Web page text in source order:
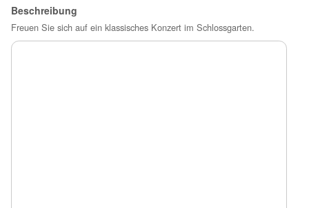
Beschreibung
Freuen Sie sich auf ein klassisches Konzert im Schlossgarten.